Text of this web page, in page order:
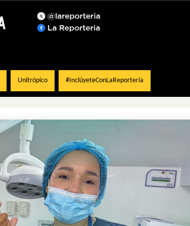
Unitrópico #InclúyeteConLaReportería